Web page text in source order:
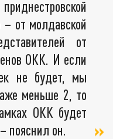
от молдавской
от
ОКК. И если
не будет, мы
меньше 2, то
ОКК будет
пояснил он.